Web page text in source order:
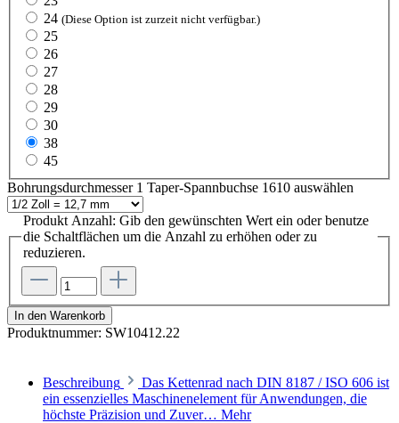
24 (Diese Option ist zurzeit nicht verfügbar.)
25
26
27
28
29
30
38
45
Bohrungsdurchmesser 1 Taper-Spannbuchse 1610 auswählen
Produkt Anzahl: Gib den gewünschten Wert ein oder benutze
die Schaltflächen um die Anzahl zu erhöhen oder zu
reduzieren.
In den Warenkorb
Produktnummer: SW10412.22
Beschreibung
Das Kettenrad nach DIN 8187 / ISO 606 ist
ein essenzielles Maschinenelement für Anwendungen, die
höchste Präzision und Zuver… Mehr